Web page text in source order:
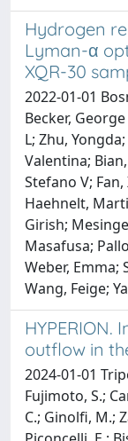
Hydrogen
Lyman-α
XQR-30
2022-01-01
Becker,
L; Zhu,
Valentina;
Stefano V;
Haehnelt,
Girish;
Masafusa;
Weber, Emma;
Wang, Feige;
outflow in
2024-01-01
Fujimoto, S.;
C.; Ginolfi, M.;